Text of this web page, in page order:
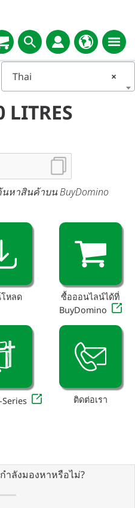
×
Thai
LITRES
หาสินค้าบน BuyDomino
หลด
ซื้อออนไลน์ได้ที่
BuyDomino
ติดต่อเรา
ลังมองหาหรือไม่?